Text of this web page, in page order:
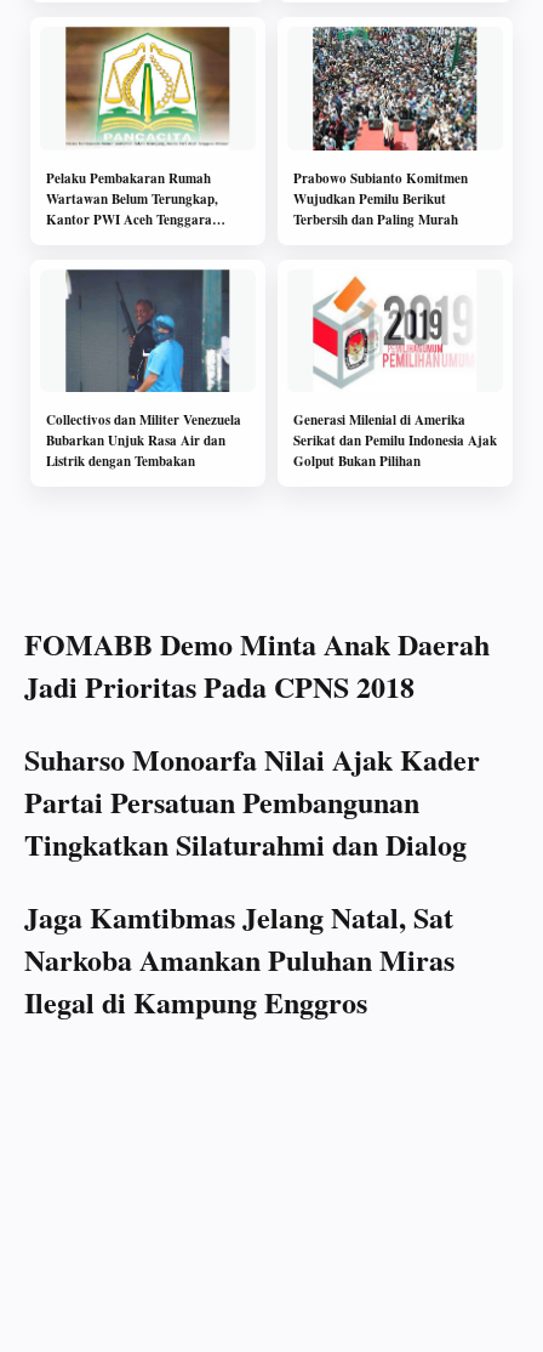
Pelaku Pembakaran Rumah
Wartawan Belum Terungkap,
Kantor PWI Aceh Tenggara
Prabowo Subianto Komitmen
Wujudkan Pemilu Berikut
Terbersih dan Paling Murah
Collectivos dan Militer Venezuela
Bubarkan Unjuk Rasa Air dan
Listrik dengan Tembakan
Generasi Milenial di Amerika
Serikat dan Pemilu Indonesia Ajak
Golput Bukan Pilihan
FOMABB Demo Minta Anak Daerah
Jadi Prioritas Pada CPNS 2018
Suharso Monoarfa Nilai Ajak Kader
Partai Persatuan Pembangunan
Tingkatkan Silaturahmi dan Dialog
Jaga Kamtibmas Jelang Natal, Sat
Narkoba Amankan Puluhan Miras
Ilegal di Kampung Enggros